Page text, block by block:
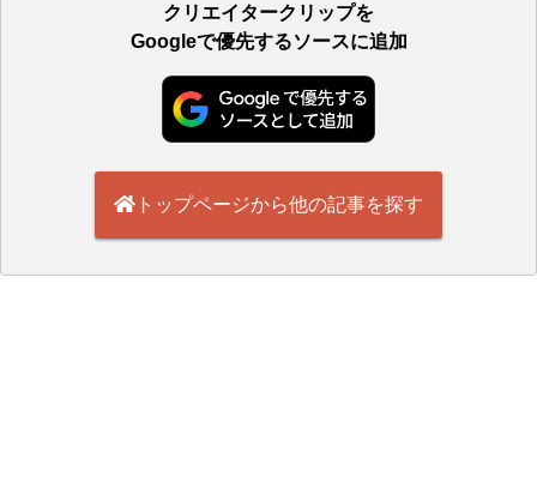
クリエイタークリップを
Googleで優先するソースに追加
トップページから他の記事を探す